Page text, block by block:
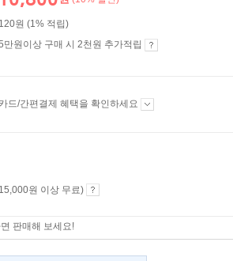
120원 (1% 적립)
만원이상 구매 시 2천원 추가적립
카드/간편결제 혜택을 확인하세요
원 이상 무료)
판매해 보세요!